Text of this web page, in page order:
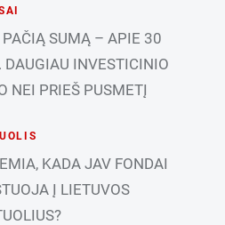
PAČIĄ SUMĄ – APIE 30
DAUGIAU INVESTICINIO
NEI PRIEŠ PUSMETĮ
KADA JAV FONDAI
Į LIETUVOS